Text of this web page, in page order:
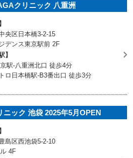
クリニック 八重洲
央区日本橋3-2-15
デンス東京駅前 2F
】
駅-八重洲北口 徒歩4分
ロ日本橋駅-B3番出口 徒歩3分
ニック 池袋 2025年5月OPEN
島区西池袋5-2-10
4F